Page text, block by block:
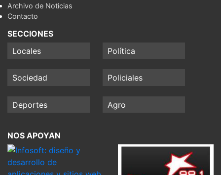
Archivo de Noticias
Contacto
SECCIONES
Locales
Política
Sociedad Policiales
Deportes Agro
NOS APOYAN